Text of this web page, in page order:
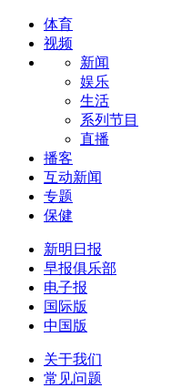
体育
视频
新闻
娱乐
生活
系列节目
直播
播客
互动新闻
专题
保健
新明日报
早报俱乐部
电子报
国际版
中国版
关于我们
常见问题